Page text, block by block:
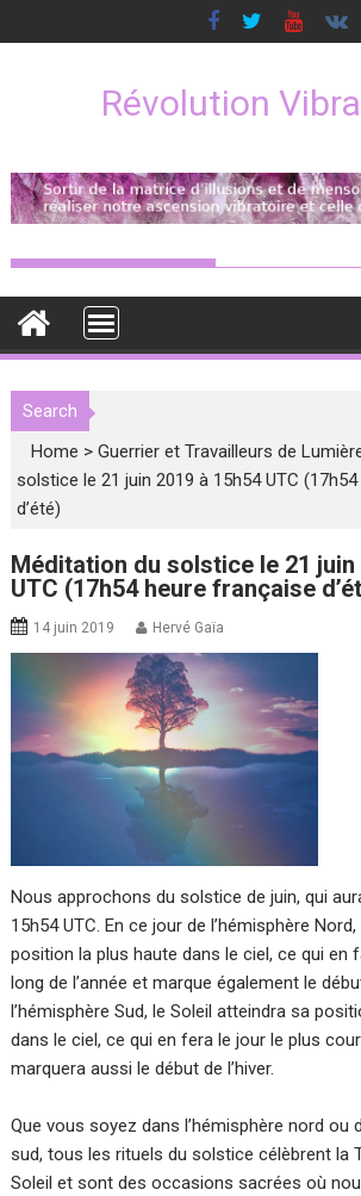
to
Révolution
Search
Home >Guerrier et Travailleurs de
solstice le 21 juin 2019 à 15h54 UTC
d’été)
Méditation du solstice le 21 juin
UTC (17h54 heure française
14 juin 2019 Hervé Gaïa
Nous approchons du solstice de juin, qui
15h54 UTC. En ce jour de l’hémisphère
position la plus haute dans le ciel, ce qui en
long de l’année et marque également le
l’hémisphère Sud, le Soleil atteindra sa
dans le ciel, ce qui en fera le jour le plus
marquera aussi le début de l’hiver.
Que vous soyez dans l’hémisphère nord ou
sud, tous les rituels du solstice célèbrent la
Soleil et sont des occasions sacrées où